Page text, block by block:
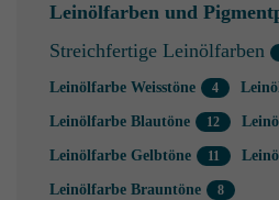
Leinölfarben und
Streichfertige Leinölfarben
Leinölfarbe Weisstöne
Leinölfarbe Blautöne
Leinölfarbe Gelbtöne
Leinölfarbe Brauntöne